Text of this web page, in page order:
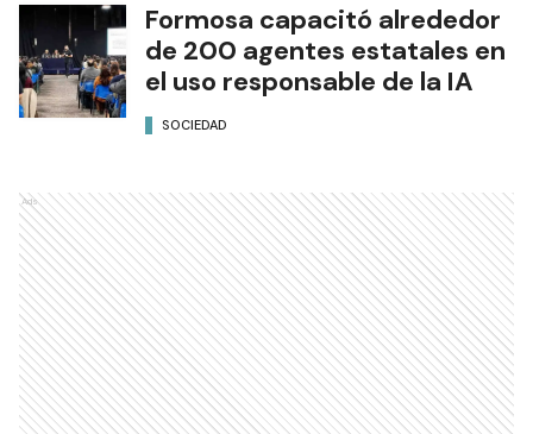
Formosa capacitó alrededor
de 200 agentes estatales en
el uso responsable de la IA
SOCIEDAD
Ads